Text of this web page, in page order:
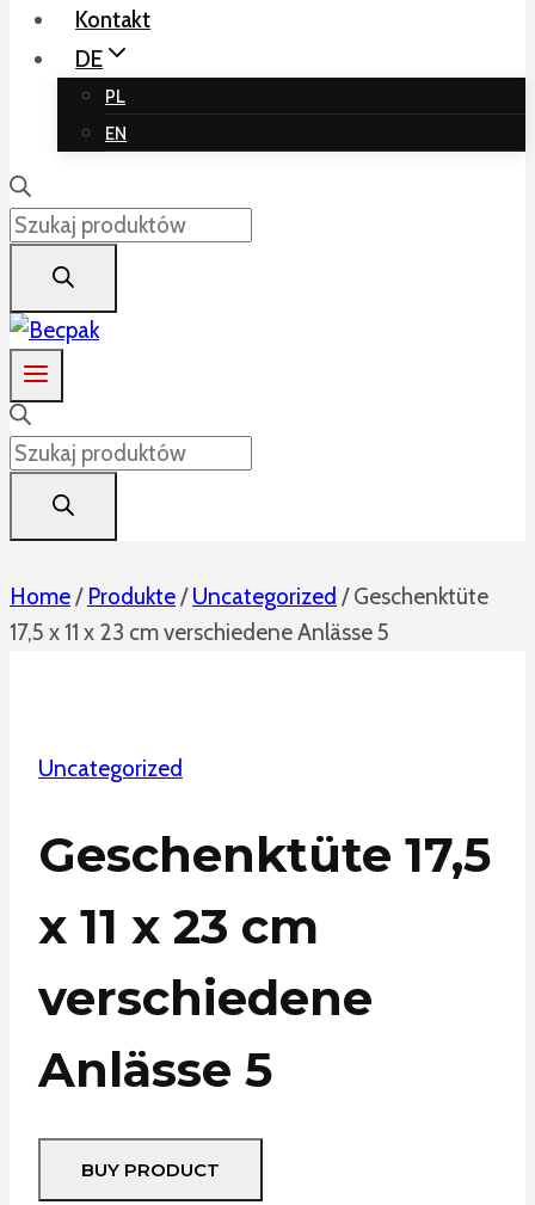
Kontakt
DE
PL
EN
Products
search
Products
search
Home/ Produkte/ Uncategorized / Geschenktüte
17,5 x 11 x 23 cm verschiedene Anlässe 5
Uncategorized
Geschenktüte 17,5
x 11 x 23 cm
verschiedene
Anlässe 5
BUY PRODUCT